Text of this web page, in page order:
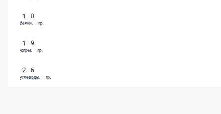
10
белки, гр.
19
жиры, гр.
26
углеводы, гр.